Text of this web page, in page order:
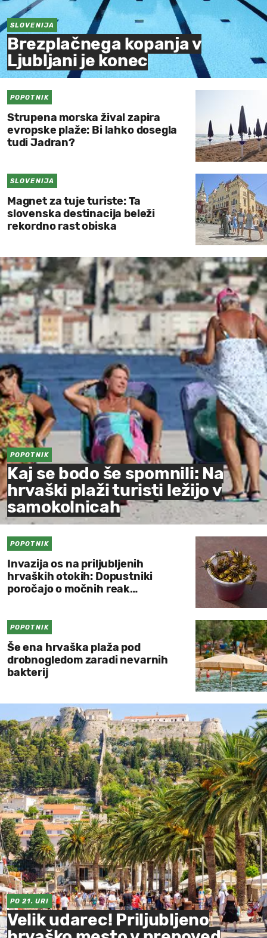
MOJ
SLOVENIJA
Brezplačnega kopanja v
Ljubljani je konec
POPOTNIK
Strupena morska žival zapira
evropske plaže: Bi lahko dosegla
tudi Jadran?
SLOVENIJA
Magnet za tuje turiste: Ta
slovenska destinacija beleži
rekordno rast obiska
POPOTNIK
Kaj se bodo še spomnili: Na
hrvaški plaži turisti ležijo v
samokolnicah
POPOTNIK
Invazija os na priljubljenih
hrvaških otokih: Dopustniki
poročajo o močnih reak…
POPOTNIK
Še ena hrvaška plaža pod
drobnogledom zaradi nevarnih
bakterij
PO 21. URI
Velik udarec! Priljubljeno